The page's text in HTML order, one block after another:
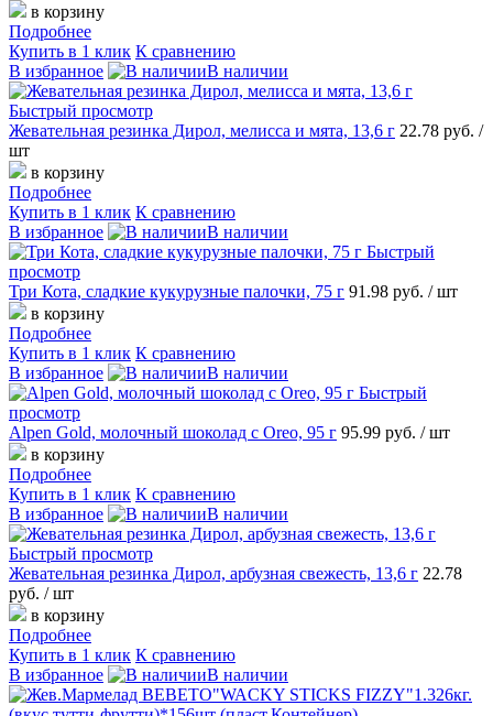
в корзину
Подробнее
Купить в 1 клик К сравнению
В избранное
В наличии
Быстрый просмотр
Жевательная резинка Дирол, мелисса и мята, 13,6 г 22.78 руб. /
шт
в корзину
Подробнее
Купить в 1 клик К сравнению
В избранное
В наличии
Быстрый
просмотр
Три Кота, сладкие кукурузные палочки, 75 г 91.98 руб. / шт
в корзину
Подробнее
Купить в 1 клик К сравнению
В избранное
В наличии
Быстрый
просмотр
Alpen Gold, молочный шоколад с Oreo, 95 г 95.99 руб. / шт
в корзину
Подробнее
Купить в 1 клик К сравнению
В избранное
В наличии
Быстрый просмотр
Жевательная резинка Дирол, арбузная свежесть, 13,6 г 22.78
руб. / шт
в корзину
Подробнее
Купить в 1 клик К сравнению
В избранное
В наличии